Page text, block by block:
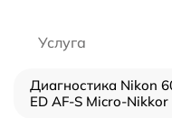
Услуга
Диагностика Nikon
ED AF-S Micro-Nikkor